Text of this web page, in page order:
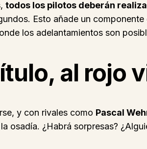
todos los pilotos deberán
Esto añade un
los adelantamientos son
al rojo
y con rivales como Pascal
osadía. ¿Habrá sorpresas?